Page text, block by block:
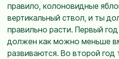
правило, колоновидные
вертикальный ствол, и ты
правильно расти. Первый
должен как можно меньше
развиваются. Во второй